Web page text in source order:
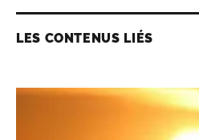
LES CONTENUS LIÉS